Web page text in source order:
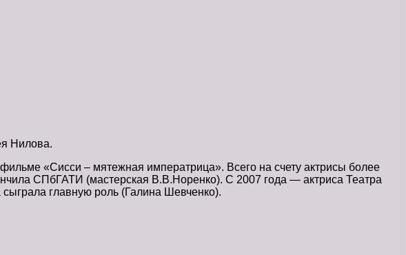
Нилова.
«Сисси – мятежная императрица». Всего на счету актрисы более
СПбГАТИ (мастерская В.В.Норенко). С 2007 года — актриса Театра
главную роль (Галина Шевченко).